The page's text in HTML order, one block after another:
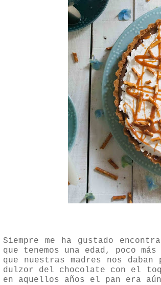
Siempre me ha gustado
que tenemos una edad, poco
que nuestras madres nos
dulzor del chocolate con el
en aquellos años el pan era